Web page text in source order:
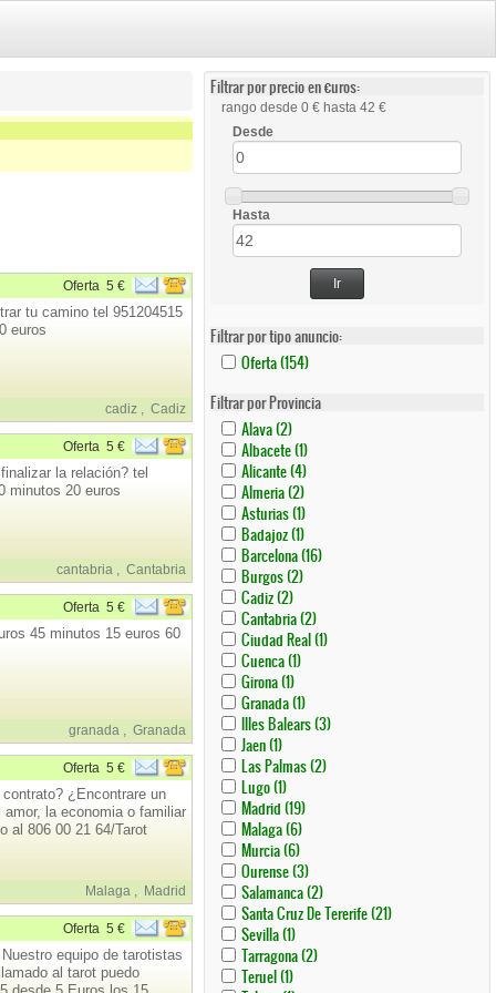
Oferta 5 €
tu camino tel 951204515
euros
cadiz , Cadiz
Oferta 5 €
la relación? tel
minutos 20 euros
cantabria , Cantabria
Oferta 5 €
45 minutos 15 euros 60
granada , Granada
Oferta 5 €
¿Encontrare un
la economia o familiar
al 806 00 21 64/Tarot
Malaga , Madrid
Oferta 5 €
equipo de tarotistas
al tarot puedo
Filtrar por precio en €uros:
rango desde 0 € hasta 42 €
Desde
Hasta
Ir
Filtrar por tipo anuncio:
Apply
Oferta
Filter
Oferta (154)
Filtrar por Provincia
Apply
Alava
Filter
Alava (2)
Alava
Filter
Apply
Albacete
Filter
Albacete (1)
Apply
Alicante
Filter
Alicante (4)
Apply
Almeria
Filter
Almeria (2)
Filter
Apply
Asturias
Filter
Asturias (1)
Apply
Badajoz
Filter
Badajoz (1)
Badajoz
Filter
Apply
Barcelona
Filter
Barcelona (16)
Apply
Burgos
Filter
Burgos (2)
Apply
Cadiz
Filter
Cadiz (2)
Cadiz
Filter
Apply
Cantabria
Filter
Cantabria (2)
Cantabria
Filter
Apply
Ciudad
Real
Filter
Ciudad Real (1)
Apply
Cuenca
Filter
Cuenca (1)
Apply
Girona
Filter
Girona (1)
Girona
Filter
Apply
Granada
Filter
Granada (1)
Granada
Filter
Apply
Illes
Balears
Filter
Illes Balears (3)
Apply
Jaen
Filter
Jaen (1)
Filter
Apply
Las
Palmas
Filter
Las Palmas (2)
Apply
Lugo
Filter
Lugo (1)
Lugo
Filter
Apply
Madrid
Filter
Madrid (19)
Apply
Malaga
Filter
Malaga (6)
Apply
Murcia
Filter
Murcia (6)
Murcia
Filter
Apply
Ourense
Filter
Ourense (3)
Ourense
Filter
Apply
Salamanca
Filter
Salamanca (2)
Salamanca
Filter
Apply
Santa
Cruz
De
Tererife
Santa Cruz De Tererife (21)
Apply
Sevilla
Filter
Sevilla (1)
Sevilla
Filter
Apply
Tarragona
Filter
Tarragona (2)
Apply
Teruel
Teruel (1)
Teruel